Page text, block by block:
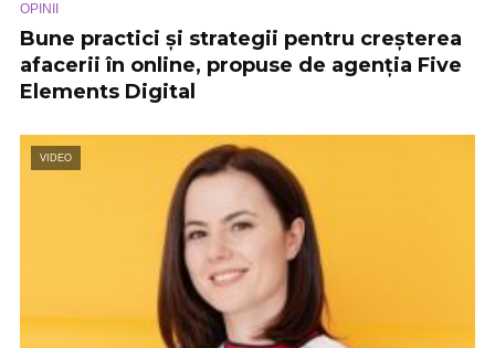
OPINII
Bune practici și strategii pentru creșterea
afacerii în online, propuse de agenția Five
Elements Digital
VIDEO